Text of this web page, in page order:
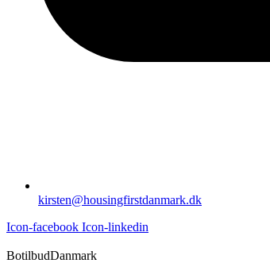
kirsten@housingfirstdanmark.dk
Icon-facebook Icon-linkedin
BotilbudDanmark